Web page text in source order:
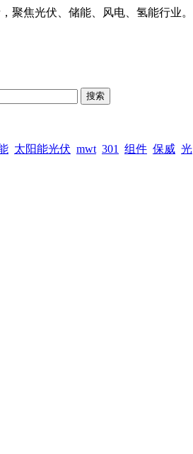
聚焦光伏、储能、风电、氢能行业。
太阳能光伏 mwt 301 组件 保威 光